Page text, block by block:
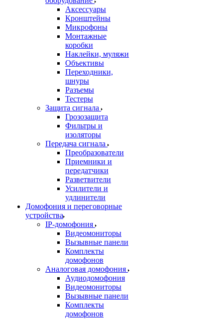
Аксессуары
Кронштейны
Микрофоны
Монтажные
коробки
Наклейки, муляжи
Объективы
Переходники,
шнуры
Разъемы
Тестеры
Защита сигнала
Грозозащита
Фильтры и
изоляторы
Передача сигнала
Преобразователи
Приемники и
передатчики
Разветвители
Усилители и
удлинители
Домофония и переговорные
устройства
IP-домофония
Видеомониторы
Вызывные панели
Комплекты
домофонов
Аналоговая домофония
Аудиодомофония
Видеомониторы
Вызывные панели
Комплекты
домофонов